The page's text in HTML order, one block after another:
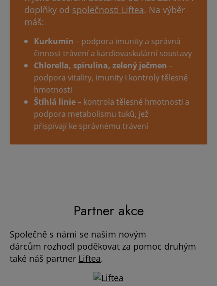
doplňky od společnosti Liftea. Na výběr
máš:
Kurkumin – podpora imunity a správná
činnost trávení a kardiovaskulární soustavy
Chlorella, spirulina, zelený ječmen –
podpora vitality, imunity i kontroly tělesné
hmotnosti
Štíhlá linie– kontrola tělesné hmotnosti a
podpora metabolismu tuků, jež
přispívají ke správnému trávení
Partner akce
Společně s námi se našim novým
dárcům rozhodl poděkovat za pomoc druhým
také náš partner Liftea.